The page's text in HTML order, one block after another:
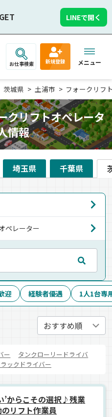
LINEで開く
お仕事検索 新規登録 メニュー
茨城県 土浦市 フォークリフ
クリフトオペレータ
情報
埼玉県 千葉県
迎 経験者優遇 1人1台専
ー
タンクローリードライバ
ックドライバー
’からこその選択♪残業
リフト作業員